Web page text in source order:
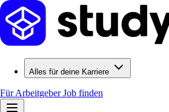
Alles für deine Karriere
Für ArbeitgeberJob finden